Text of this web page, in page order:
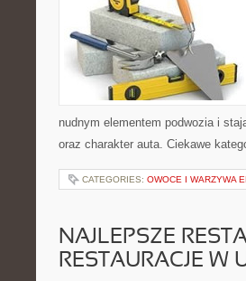
nudnym elementem podwozia i
oraz charakter auta. Ciekawe
CATEGORIES: OWOCE I WARZYWA
NAJLEPSZE
RESTAURACJE W